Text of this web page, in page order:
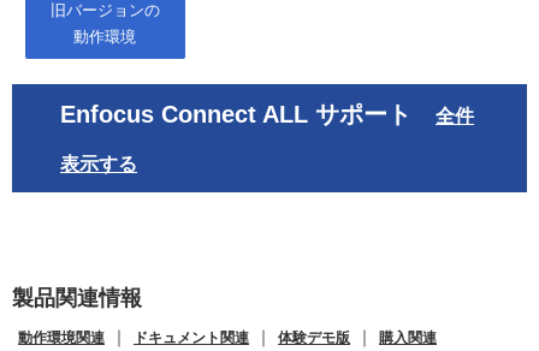
旧バージョンの
動作環境
Enfocus Connect ALL サポート 全件
表示する
製品関連情報
動作環境関連 ｜ ドキュメント関連 ｜ 体験デモ版 ｜ 購入関連